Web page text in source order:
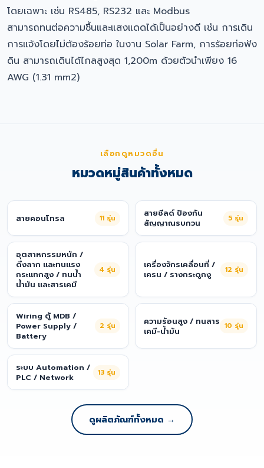
โดยเฉพาะ เช่น RS485, RS232 และ Modbus
สามารถทนต่อความชื้นและแสงแดดได้เป็นอย่างดี เช่น การเดิน
การแจ้งโดยไม่ต้องร้อยท่อ ในงาน Solar Farm, การร้อยท่อฟัง
ดิน สามารถเดินได้ไกลสูงสุด 1,200m ด้วยตัวนำเพียง 16
AWG (1.31 mm2)
เลือกดูหมวดอื่น
หมวดหมู่สินค้าทั้งหมด
สายคอนโทรล 11 รุ่น
สายชีลด์ ป้องกัน
สัญญาณรบกวน
5 รุ่น
อุตสาหกรรมหนัก /
ดึงลาก และทนแรง
กระแทกสูง / ทนน้ำ
น้ำมัน และสารเคมี
4 รุ่น
เครื่องจักรเคลื่อนที่ /
เครน / รางกระดูกงู
12 รุ่น
Wiring ตู้ MDB /
Power Supply /
Battery
2 รุ่น
ความร้อนสูง / ทนสาร
เคมี-น้ำมัน
10 รุ่น
ระบบ Automation /
PLC / Network
13 รุ่น
ดูผลิตภัณฑ์ทั้งหมด →